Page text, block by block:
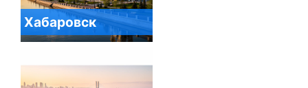
Хабаровск